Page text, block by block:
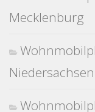
Mecklenburg
Niedersachsen